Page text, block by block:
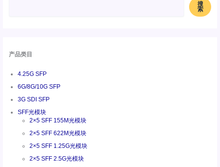
搜
索
产品类目
4.25G SFP
6G/8G/10G SFP
3G SDI SFP
SFF光模块
2×5 SFF 155M光模块
2×5 SFF 622M光模块
2×5 SFF 1.25G光模块
2×5 SFF 2.5G光模块